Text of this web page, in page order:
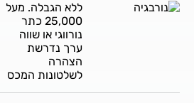
ללא הגבלה. מעל
25,000 כתר
נורווגי או שווה
ערך נדרשת
הצהרה
לשלטונות המכס